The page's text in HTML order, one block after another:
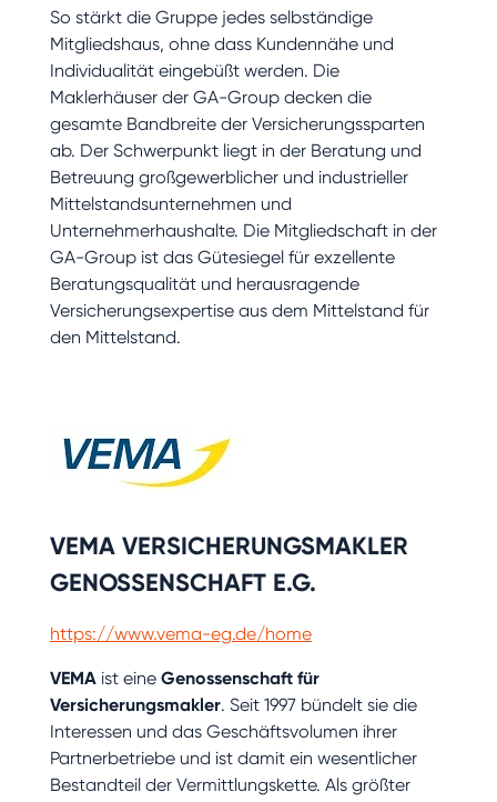
So stärkt die Gruppe jedes selbständige
Mitgliedshaus, ohne dass Kundennähe und
Individualität eingebüßt werden. Die
Maklerhäuser der GA-Group decken die
gesamte Bandbreite der Versicherungssparten
ab. Der Schwerpunkt liegt in der Beratung und
Betreuung großgewerblicher und industrieller
Mittelstandsunternehmen und
Unternehmerhaushalte. Die Mitgliedschaft in der
GA-Group ist das Gütesiegel für exzellente
Beratungsqualität und herausragende
Versicherungsexpertise aus dem Mittelstand für
den Mittelstand.
VEMA VERSICHERUNGSMAKLER
GENOSSENSCHAFT E.G.
https://www.vema-eg.de/home
VEMAist eine Genossenschaft für
Versicherungsmakler. Seit 1997 bündelt sie die
Interessen und das Geschäftsvolumen ihrer
Partnerbetriebe und ist damit ein wesentlicher
Bestandteil der Vermittlungskette. Als größter